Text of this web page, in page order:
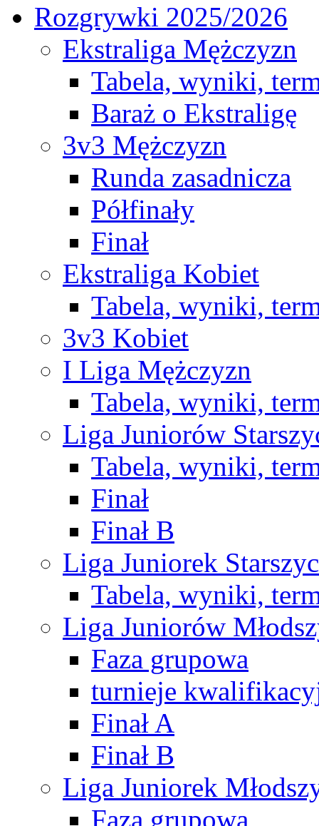
Rozgrywki 2025/2026
Ekstraliga Mężczyzn
Tabela, wyniki,
Baraż o Ekstraligę
3v3 Mężczyzn
Runda zasadnicza
Półfinały
Finał
Ekstraliga Kobiet
Tabela, wyniki,
3v3 Kobiet
I Liga Mężczyzn
Tabela, wyniki,
Liga Juniorów
Tabela, wyniki,
Finał
Finał B
Liga Juniorek
Tabela, wyniki,
Liga Juniorów
Faza grupowa
turnieje
Finał A
Finał B
Liga Juniorek
Faza grupowa